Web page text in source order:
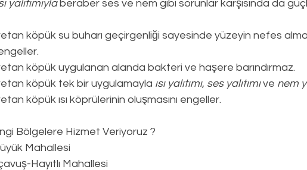
yalıtımıyla beraber ses ve nem gibi sorunlar karşısında da
köpük su buharı geçirgenliği sayesinde yüzeyin nefes
köpük uygulanan alanda bakteri ve haşere barındırmaz.
köpük tek bir uygulamayla ısı yalıtımı, ses yalıtımı ve nem
köpük ısı köprülerinin oluşmasını engeller.
Bölgelere Hizmet Veriyoruz ?
Mahallesi
Hayıtlı Mahallesi